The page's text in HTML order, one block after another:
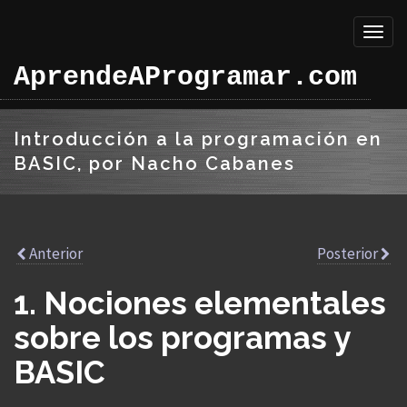
AprendeAProgramar.com
Introducción a la programación en
BASIC, por Nacho Cabanes
Anterior Posterior
1. Nociones elementales
sobre los programas y
BASIC